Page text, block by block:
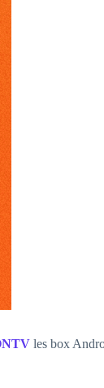
les box